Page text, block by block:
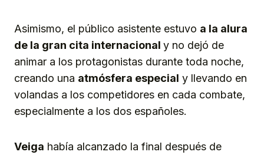
Asimismo, el público asistente estuvo a la alura
de la gran cita internacional y no dejó de
animar a los protagonistas durante toda noche,
creando una atmósfera especial y llevando en
volandas a los competidores en cada combate,
especialmente a los dos españoles.
Veiga había alcanzado la final después de